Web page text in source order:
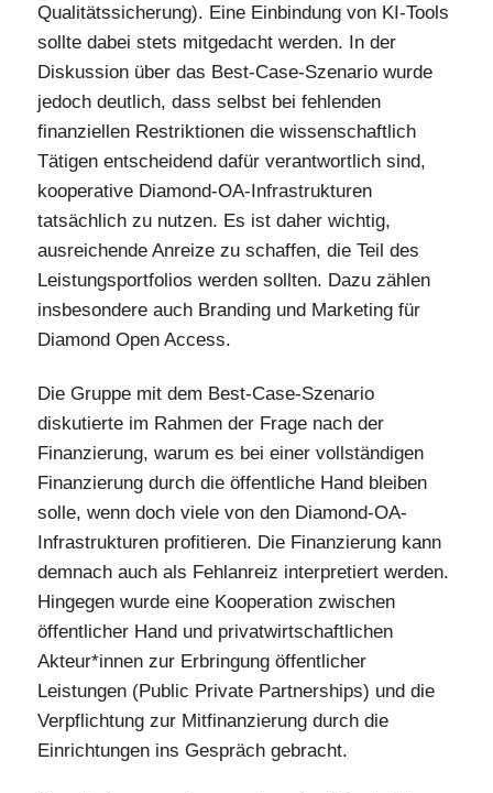
Qualitätssicherung). Eine Einbindung von KI-Tools
sollte dabei stets mitgedacht werden. In der
Diskussion über das Best-Case-Szenario wurde
jedoch deutlich, dass selbst bei fehlenden
finanziellen Restriktionen die wissenschaftlich
Tätigen entscheidend dafür verantwortlich sind,
kooperative Diamond-OA-Infrastrukturen
tatsächlich zu nutzen. Es ist daher wichtig,
ausreichende Anreize zu schaffen, die Teil des
Leistungsportfolios werden sollten. Dazu zählen
insbesondere auch Branding und Marketing für
Diamond Open Access.
Die Gruppe mit dem Best-Case-Szenario
diskutierte im Rahmen der Frage nach der
Finanzierung, warum es bei einer vollständigen
Finanzierung durch die öffentliche Hand bleiben
solle, wenn doch viele von den Diamond-OA-
Infrastrukturen profitieren. Die Finanzierung kann
demnach auch als Fehlanreiz interpretiert werden.
Hingegen wurde eine Kooperation zwischen
öffentlicher Hand und privatwirtschaftlichen
Akteur*innen zur Erbringung öffentlicher
Leistungen (Public Private Partnerships) und die
Verpflichtung zur Mitfinanzierung durch die
Einrichtungen ins Gespräch gebracht.